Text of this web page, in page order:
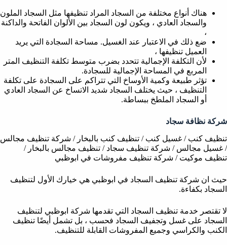
هناك أنواع مختلفة من السجاد المراد تنظيفها مثل السجاد الملون
والسجاد العادي ، ويكون لون السجاد بين الألوان الفاتحة والداكنة
،
ضع ذلك في الاعتبار عند الغسيل. مساحة السجادة التي يريد
العميل تنظيفها ،
لأن التكلفة الإجمالية تتحدد بضرب متوسط ​​تكلفة التنظيف المتر
المربع في المساحة الإجمالية للسجادة.
تؤثر طبيعة وكمية الأوساخ التي تتراكم على السجادة على تكلفة
التنظيف ، حيث يختلف السجاد شديد الاتساخ عن السجاد العادي
أو السجاد الملطخ ببساطة.
شركة نظافة سجاد
تنظيف كنب / غسيل كنب / تنظيف كنب بالبخار / شركة تنظيف مجالس
/ غسيل مجالس / شركة تنظيف سجاد / تنظيف مجالس بالبخار /
تنظيف موكيت / شركة تنظيف مفروشات في ابوظبي
حيث ان شركة تنظيف السجاد في ابوظبي هي خيارك الأول لتنظيف
السجاد بكفاءة.
لا تقتصر خدمة تنظيف السجاد التي تقدمها شركة ابوظبي لتنظيف
السجاد على غسل وتجفيف السجاد فحسب ، بل تشمل أيضًا تنظيف
الكنب والكراسي وجميع المفروشات القابلة للتنظيف.